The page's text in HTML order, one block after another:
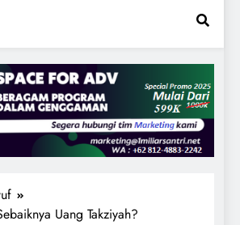
Uang Takziyah?